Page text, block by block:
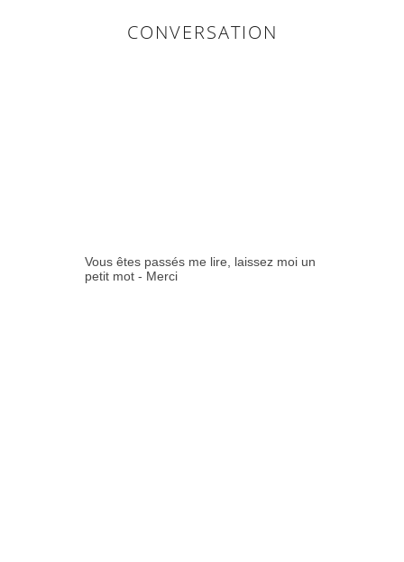
CONVERSATION
Vous êtes passés me lire, laissez moi un
petit mot - Merci